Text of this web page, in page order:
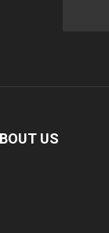
US